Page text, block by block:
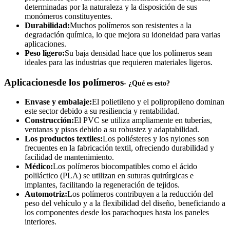
determinadas por la naturaleza y la disposición de sus
monómeros constituyentes.
Durabilidad:Muchos polímeros son resistentes a la
degradación química, lo que mejora su idoneidad para varias
aplicaciones.
Peso ligero:Su baja densidad hace que los polímeros sean
ideales para las industrias que requieren materiales ligeros.
Aplicacionesde los polímeros- ¿Qué es esto?
Envase y embalaje:El polietileno y el polipropileno dominan
este sector debido a su resiliencia y rentabilidad.
Construcción:El PVC se utiliza ampliamente en tuberías,
ventanas y pisos debido a su robustez y adaptabilidad.
Los productos textiles:Los poliésteres y los nylones son
frecuentes en la fabricación textil, ofreciendo durabilidad y
facilidad de mantenimiento.
Médico:Los polímeros biocompatibles como el ácido
poliláctico (PLA) se utilizan en suturas quirúrgicas e
implantes, facilitando la regeneración de tejidos.
Automotriz:Los polímeros contribuyen a la reducción del
peso del vehículo y a la flexibilidad del diseño, beneficiando a
los componentes desde los parachoques hasta los paneles
interiores.